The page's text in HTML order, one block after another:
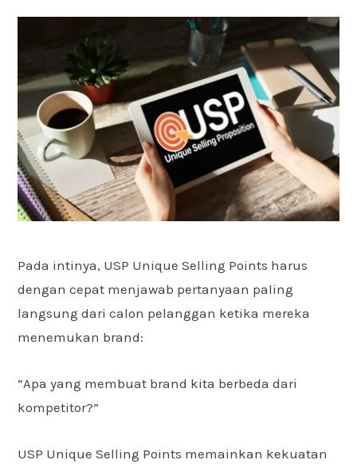
Pada intinya, USP Unique Selling Points harus
dengan cepat menjawab pertanyaan paling
langsung dari calon pelanggan ketika mereka
menemukan brand:
“Apa yang membuat brand kita berbeda dari
kompetitor?”
USP Unique Selling Points memainkan kekuatan